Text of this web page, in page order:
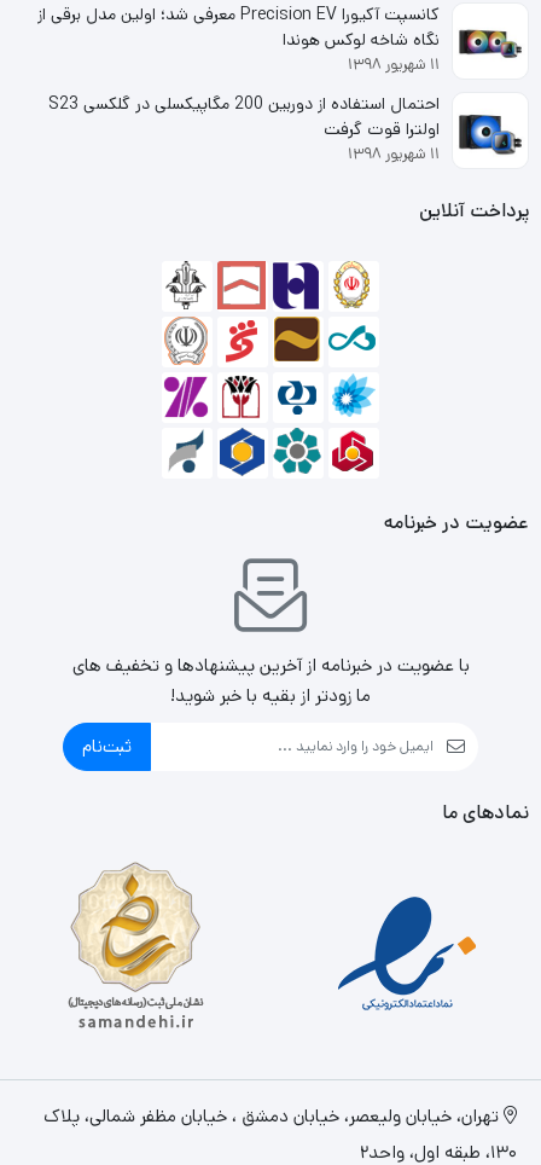
کانسپت آکیورا Precision EV معرفی شد؛ اولین مدل برقی از
نگاه شاخه لوکس هوندا
۱۱ شهریور ۱۳۹۸
احتمال استفاده از دوربین 200 مگاپیکسلی در گلکسی S23
اولترا قوت گرفت
۱۱ شهریور ۱۳۹۸
پرداخت آنلاین
عضویت در خبرنامه
با عضویت در خبرنامه از آخرین پیشنهادها و تخفیف های
ما زودتر از بقیه با خبر شوید!
ثبت‌نام
نمادهای ما
تهران، خيابان وليعصر، خیابان دمشق ، خیابان مظفر شمالی، پلاک
130، طبقه اول، واحد2